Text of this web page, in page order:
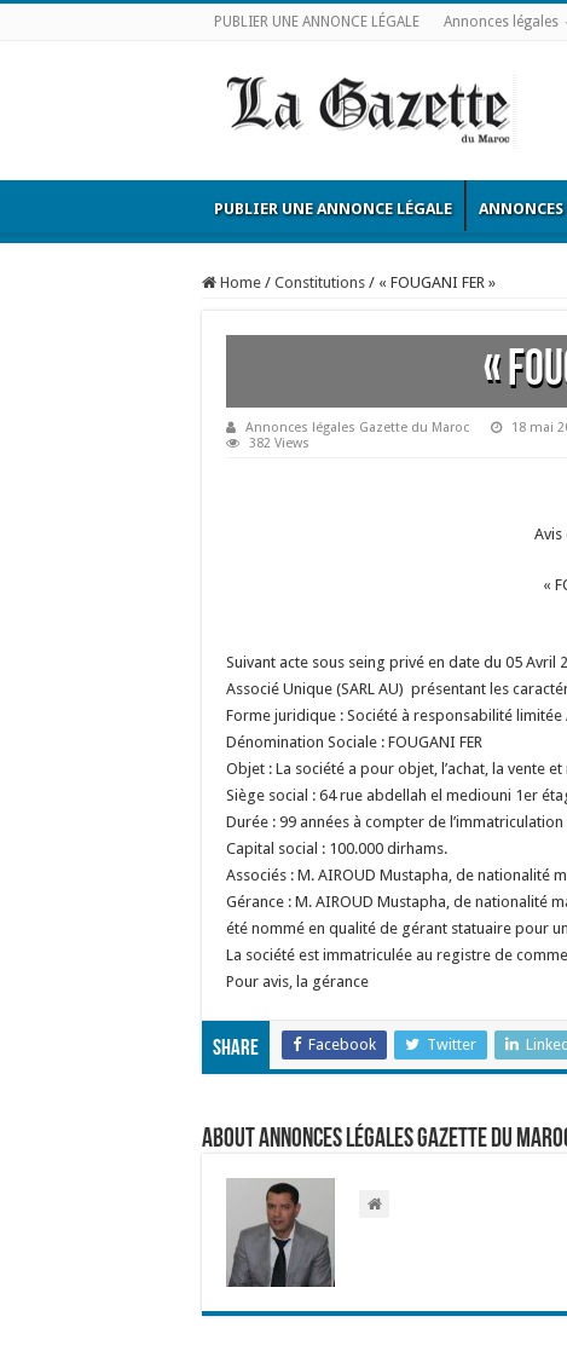
PUBLIER UNE ANNONCE LÉGALE Annonces légales
PUBLIER UNE ANNONCE LÉGALE ANNONCES
Home / Constitutions / « FOUGANI FER »
«
Annonces légales Gazette du Maroc 18 mai
382 Views
Avis
«
Suivant acte sous seing privé en date du 05 Avril
Associé Unique (SARL AU) présentant les
Forme juridique : Société à responsabilité limitée
Dénomination Sociale : FOUGANI FER
Objet : La société a pour objet, l’achat, la vente
Siège social : 64 rue abdellah el mediouni 1er
Durée : 99 années à compter de
Capital social : 100.000 dirhams.
Associés : M. AIROUD Mustapha, de nationalité
Gérance : M. AIROUD Mustapha, de nationalité
été nommé en qualité de gérant statuaire pour
La société est immatriculée au registre de
Pour avis, la gérance
Share Facebook Twitter
About Annonces légales Gazette du